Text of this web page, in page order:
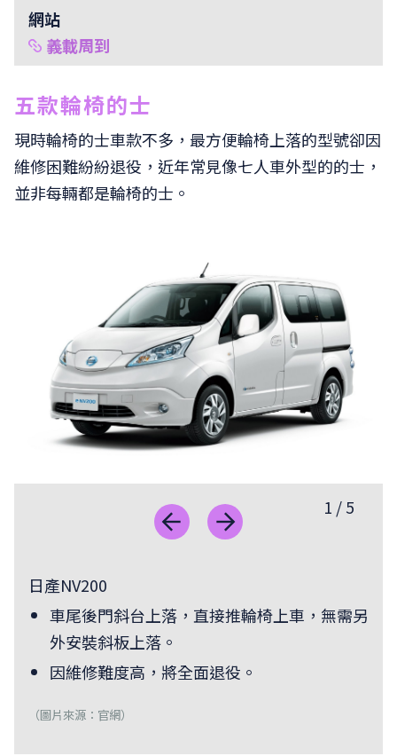
網站
義載周到
五款輪椅的士
現時輪椅的士車款不多，最方便輪椅上落的型號卻因
維修困難紛紛退役，近年常見像七人車外型的的士，
並非每輛都是輪椅的士。
1 /5
日產NV200
車尾後門斜台上落，直接推輪椅上車，無需另
外安裝斜板上落。
因維修難度高，將全面退役。
（圖片來源：官網）